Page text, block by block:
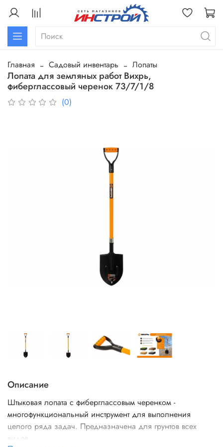
Главная Садовый инвентарь Лопаты
Лопата для земляных работ Вихрь,
фиберглассовый черенок 73/7/1/8
(0)
Описание
Штыковая лопата с фиберглассовым черенком -
многофункциональный инструмент для выполнения
целого ряда задач. Предназначена для грунтов всех
видов.